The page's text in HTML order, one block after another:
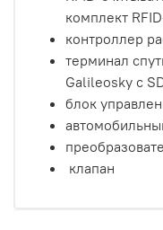
комплект
контроллер
терминал
Galileosky c
блок
клапан